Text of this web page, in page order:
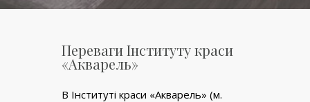
Переваги Інституту краси
«Акварель»
В Інституті краси «Акварель» (м.